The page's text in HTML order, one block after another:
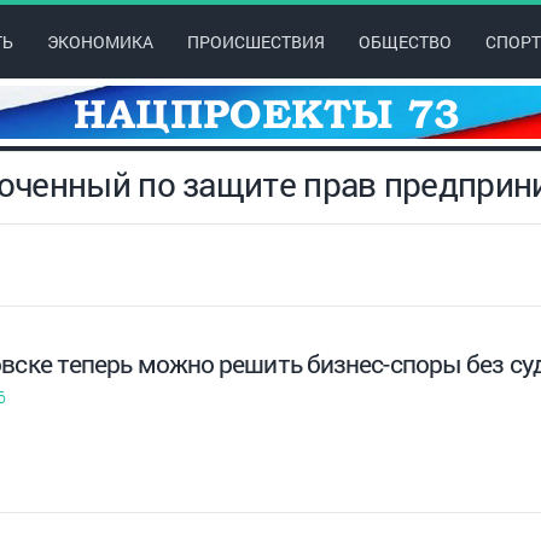
ЭКОНОМИКА ПРОИСШЕСТВИЯ ОБЩЕСТВО СПОРТ
по защите прав
теперь можно решить бизнес-споры без